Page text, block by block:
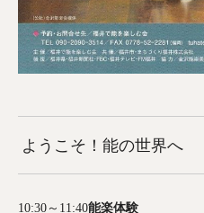
ようこそ！能の世界へ
10:30～11:40能楽体験